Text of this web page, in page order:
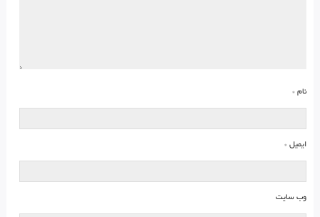
نام *
ایمیل *
وب‌ سایت